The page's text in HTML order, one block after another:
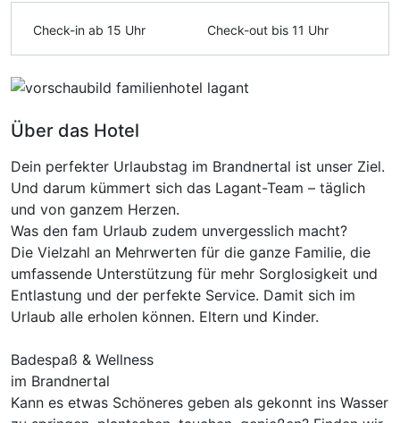
Check-in ab 15 Uhr Check-out bis 11 Uhr
Über das Hotel
Dein perfekter Urlaubstag im Brandnertal ist unser Ziel.
Und darum kümmert sich das Lagant-Team – täglich
und von ganzem Herzen.
Was den fam Urlaub zudem unvergesslich macht?
Die Vielzahl an Mehrwerten für die ganze Familie, die
umfassende Unterstützung für mehr Sorglosigkeit und
Entlastung und der perfekte Service. Damit sich im
Urlaub alle erholen können. Eltern und Kinder.
Badespaß & Wellness
im Brandnertal
Kann es etwas Schöneres geben als gekonnt ins Wasser